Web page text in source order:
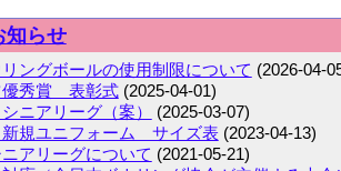
知らせ
ングボールの使用制限について (2026-04-
優秀賞 表彰式(2025-04-01)
ニアリーグ（案）
(2025-03-07)
規ユニフォーム サイズ表(2023-04-13)
アリーグについて (2021-05-21)